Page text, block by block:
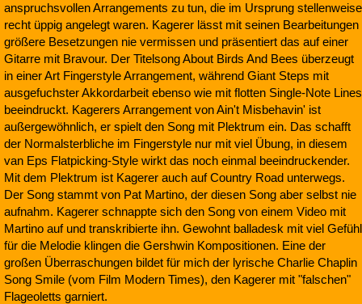
anspruchsvollen Arrangements zu tun, die im Ursprung stellenweise
recht üppig angelegt waren. Kagerer lässt mit seinen Bearbeitungen
größere Besetzungen nie vermissen und präsentiert das auf einer
Gitarre mit Bravour. Der Titelsong About Birds And Bees überzeugt
in einer Art Fingerstyle Arrangement, während Giant Steps mit
ausgefuchster Akkordarbeit ebenso wie mit flotten Single-Note Lines
beeindruckt. Kagerers Arrangement von Ain't Misbehavin' ist
außergewöhnlich, er spielt den Song mit Plektrum ein. Das schafft
der Normalsterbliche im Fingerstyle nur mit viel Übung, in diesem
van Eps Flatpicking-Style wirkt das noch einmal beeindruckender.
Mit dem Plektrum ist Kagerer auch auf Country Road unterwegs.
Der Song stammt von Pat Martino, der diesen Song aber selbst nie
aufnahm. Kagerer schnappte sich den Song von einem Video mit
Martino auf und transkribierte ihn. Gewohnt balladesk mit viel Gefühl
für die Melodie klingen die Gershwin Kompositionen. Eine der
großen Überraschungen bildet für mich der lyrische Charlie Chaplin
Song Smile (vom Film Modern Times), den Kagerer mit "falschen"
Flageoletts garniert.